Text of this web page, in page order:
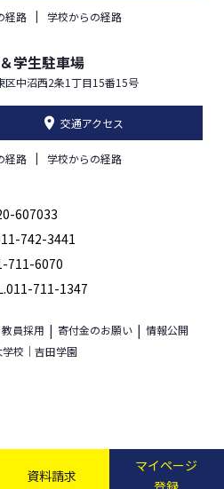
経路 学校からの経路
学生駐車場
区中沼西2条1丁目15番15号
交通アクセス
経路 学校からの経路
607033
742-3441
711-6070
711-1347
教員採用 寄付金のお願い
情報公開
校｜吉田学園
資料請求
マイページ